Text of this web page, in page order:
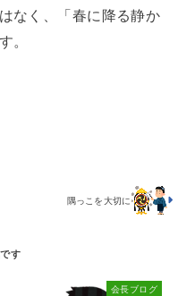
なく、「春に降る静か
。
隅っこを大切に
会長ブログ